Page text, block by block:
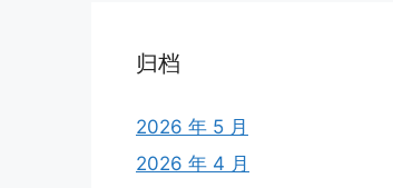
归档
2026 年 5 月
2026 年 4 月